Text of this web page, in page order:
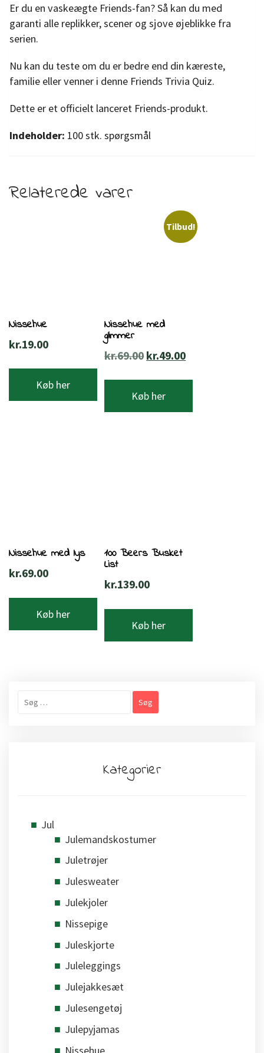
Er du en vaskeægte Friends-fan? Så kan du med
garanti alle replikker, scener og sjove øjeblikke fra
serien.
Nu kan du teste om du er bedre end din kæreste,
familie eller venner i denne Friends Trivia Quiz.
Dette er et officielt lanceret Friends-produkt.
Indeholder: 100 stk. spørgsmål
Relaterede varer
Nissehue
kr.19.00
Køb her
Tilbud!
Nissehue med
glimmer
kr.69.00Den
var:
kr.49.00Den
Køb her
Nissehue med lys
kr.69.00
Køb her
100 Beers Busket
List
kr.139.00
Køb her
efter:
Kategorier
Jul
Julemandskostumer
Juletrøjer
Julesweater
Julekjoler
Nissepige
Juleskjorte
Juleleggings
Julejakkesæt
Julesengetøj
Julepyjamas
Nissehue